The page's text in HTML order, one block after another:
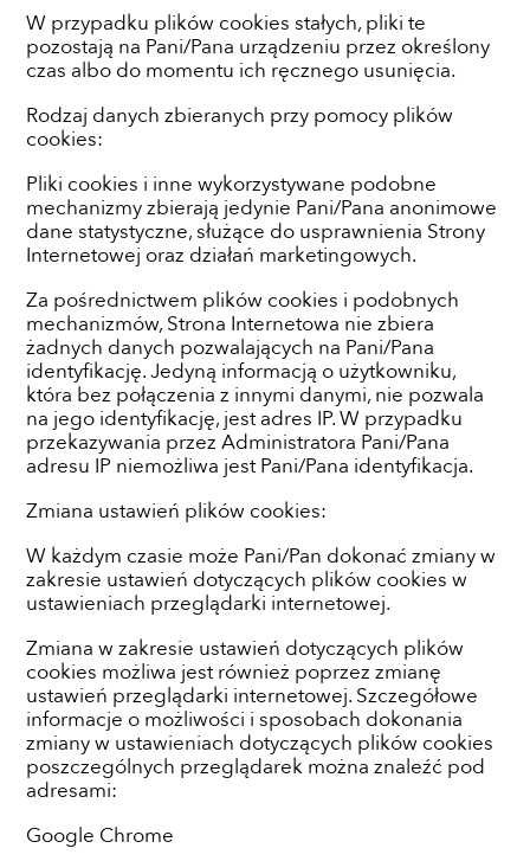
W przypadku plików cookies stałych, pliki te
pozostają na Pani/Pana urządzeniu przez określony
czas albo do momentu ich ręcznego usunięcia.
Rodzaj danych zbieranych przy pomocy plików
cookies:
Pliki cookies i inne wykorzystywane podobne
mechanizmy zbierają jedynie Pani/Pana anonimowe
dane statystyczne, służące do usprawnienia Strony
Internetowej oraz działań marketingowych.
Za pośrednictwem plików cookies i podobnych
mechanizmów, Strona Internetowa nie zbiera
żadnych danych pozwalających na Pani/Pana
identyfikację. Jedyną informacją o użytkowniku,
która bez połączenia z innymi danymi, nie pozwala
na jego identyfikację, jest adres IP. W przypadku
przekazywania przez Administratora Pani/Pana
adresu IP niemożliwa jest Pani/Pana identyfikacja.
Zmiana ustawień plików cookies:
W każdym czasie może Pani/Pan dokonać zmiany w
zakresie ustawień dotyczących plików cookies w
ustawieniach przeglądarki internetowej.
Zmiana w zakresie ustawień dotyczących plików
cookies możliwa jest również poprzez zmianę
ustawień przeglądarki internetowej. Szczegółowe
informacje o możliwości i sposobach dokonania
zmiany w ustawieniach dotyczących plików cookies
poszczególnych przeglądarek można znaleźć pod
adresami:
Google Chrome